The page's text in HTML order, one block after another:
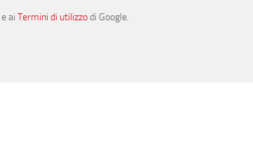
e ai Termini di utilizzodi Google.